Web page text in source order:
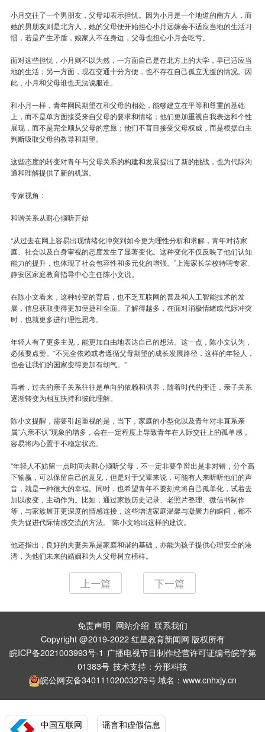
小月交往了一个男朋友，父母却表示担忧。因为小月是一个地道的南方人，而
她的男朋友则是北方人，她的父母便开始担心小月远嫁会不适应当地的生活习
惯，若是产生矛盾，娘家人不在身边，父母也担心小月会吃亏。
面对这些担忧，小月则不以为然，一方面自己是在北方上的大学，早已适应当
地的生活；另一方面，现在交通十分方便，也不存在自己孤立无援的情况。因
此，小月和父母谁也无法说服谁。
和小月一样，青年网民期望在和父母的相处，能够建立在平等和尊重的基础
上，而不是单方面接受来自父母的要求和情绪；他们更加重视自我表达和个性
展现，而不是完全顺从父母的意愿；他们不盲目接受父母权威，而是根据自主
判断吸取父母的教导和期望。
这些态度的转变对青年与父母关系的构建和发展提出了新的挑战，也为代际沟
通和理解提供了新的机遇。
专家视角：
和谐关系从耐心倾听开始
“从过去在网上容易出现情绪化冲突到如今更为理性分析和求解，青年对待家
庭、社会以及自身审视的态度发生了显著变化。这种变化不仅反映了他们认知
能力的提升，也体现了社会包容性和多元化的增强。”上海家长学校特聘专家、
静安区家庭教育指导中心主任陈小文说。
在陈小文看来，这种转变的背后，也不乏互联网的普及和人工智能技术的发
展，信息获取变得更加便捷和全面。了解得越多，在面对消极情绪或代际冲突
时，也就更多进行理性思考。
年轻人有了更多主见，能更加自由地表达自己的想法。这一点，陈小文认为，
必须要点赞。“不完全依赖或者遵循父母期望的成长发展路径，这样的年轻人，
也会让我们的国家变得更加有朝气。”
再者，过去的亲子关系往往是单向的依赖和供养，随着时代的变迁，亲子关系
逐渐转变为相互扶持和彼此理解。
陈小文提醒，需要引起重视的是，当下，家庭的小型化以及青年对非直系亲
属“六亲不认”现象的增多，会在一定程度上导致青年在人际交往上的孤单感，
容易将内心置于不稳定状态。
“年轻人不妨留一点时间去耐心倾听父母，不一定非要争辩出是非对错，分个高
下输赢，可以保留自己的意见，但是对于父辈来说，可能有人来听听他们的声
音，就是一种很大的幸福。同时，也希望青年不要刻意将自己孤单化，试着去
加以改变，主动作为。比如，通过家族历史记录、老照片整理、微信书制作
等，与家族展开更深度的情感连接，这些增进家庭温馨与凝聚力的瞬间，都不
失为促进代际情感交流的方法。”陈小文给出这样的建议。
他还指出，良好的夫妻关系是家庭和谐的基础，亦能为孩子提供心理安全的港
湾，为他们未来的婚姻和为人父母树立榜样。
上一篇 下一篇
免责声明 网站介绍 联系我们
Copyright @2019-2022 红星教育新闻网 版权所有
皖ICP备2021003993号-1 广播电视节目制作经营许可证编号皖字第
01383号 技术支持： 分形科技
皖公网安备34011102003279号域名：www.cnhxjy.cn
中国互联网
谣言和虚假信息